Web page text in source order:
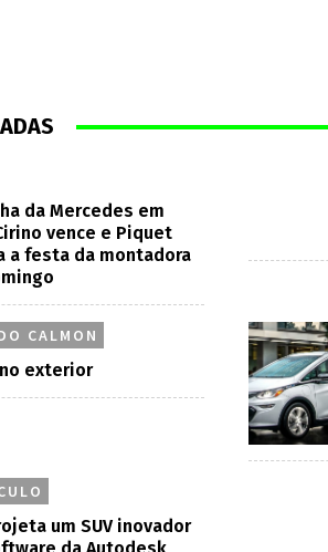
da Mercedes em
vence e Piquet
a festa da montadora
CALMON
exterior
um SUV inovador